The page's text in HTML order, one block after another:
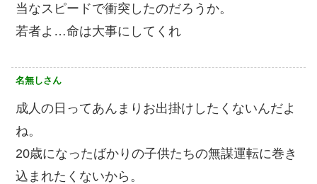
当なスピードで衝突したのだろうか。
若者よ…命は大事にしてくれ
名無しさん
成人の日ってあんまりお出掛けしたくないんだよ
ね。
20歳になったばかりの子供たちの無謀運転に巻き
込まれたくないから。